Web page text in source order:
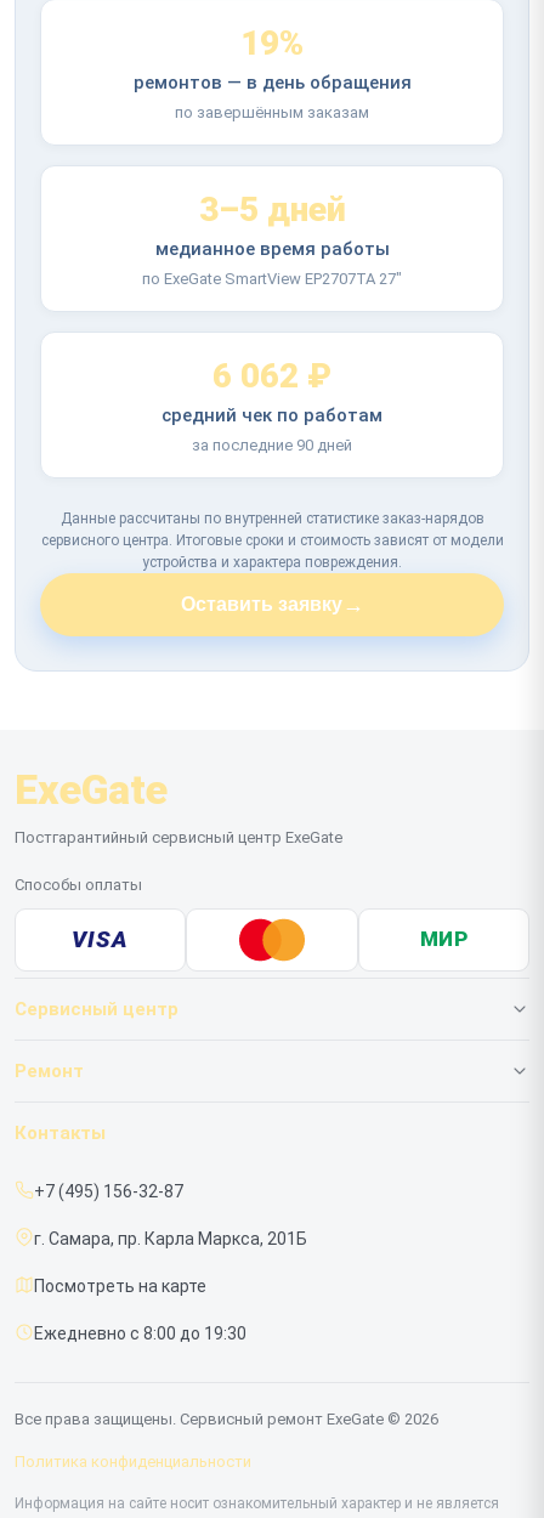
19%
ремонтов — в день обращения
по завершённым заказам
3–5 дней
медианное время работы
по ExeGate SmartView EP2707TA 27"
6 062 ₽
средний чек по работам
за последние 90 дней
Данные рассчитаны по внутренней статистике заказ-нарядов
сервисного центра. Итоговые сроки и стоимость зависят от модели
устройства и характера повреждения.
Оставить заявку→
ExeGate
Постгарантийный сервисный центр ExeGate
Способы оплаты
VISA МИР
Сервисный центр
О нашем сервисе
Срочный ремонт
Доставка и способы оплаты
Диагностика
Контакты
Ремонт
ИБП
Контакты
+7 (495) 156-32-87
г. Самара, пр. Карла Маркса, 201Б
Посмотреть на карте
Ежедневно с 8:00 до 19:30
Все права защищены. Сервисный ремонт ExeGate © 2026
Политика конфиденциальности
Информация на сайте носит ознакомительный характер и не является